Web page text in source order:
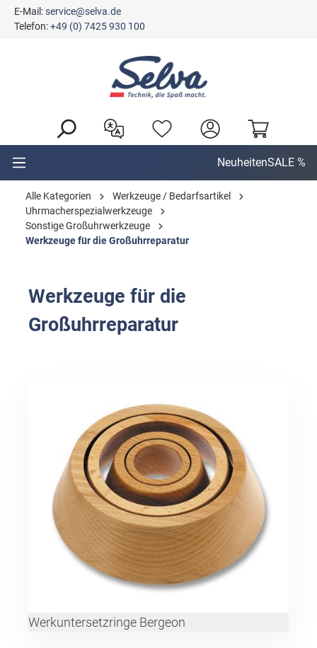
springen
E-Mail:service@selva.de
Telefon:+49 (0) 7425 930 100
NeuheitenSALE %
Alle Kategorien
Werkzeuge / Bedarfsartikel
Uhrmacherspezialwerkzeuge
Sonstige Großuhrwerkzeuge
Werkzeuge für die Großuhrreparatur
Werkzeuge für die
Großuhrreparatur
Werkuntersetzringe Bergeon